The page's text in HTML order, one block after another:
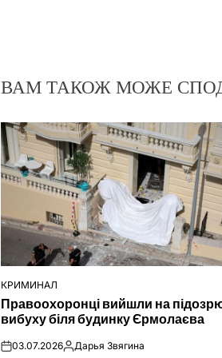
ВАМ ТАКОЖ МОЖЕ
ОПУБЛІКУВАТИ
КРИМИНАЛ
Правоохоронці вийшли на
вибуху біля будинку Єрмолаєва
on03.07.2026Опубліковано
Дарья Звягина